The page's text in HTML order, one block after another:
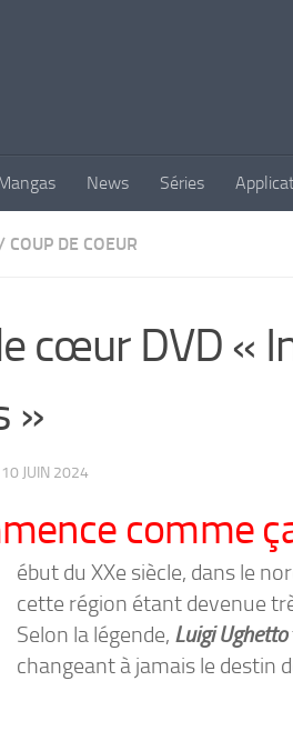
News Séries
COUP DE COEUR
cœur DVD «
»
10 JUIN 2024
comme
ébut du XXe siècle, dans le
cette région étant devenue
Selon la légende, Luigi Ughetto
changeant à jamais le destin